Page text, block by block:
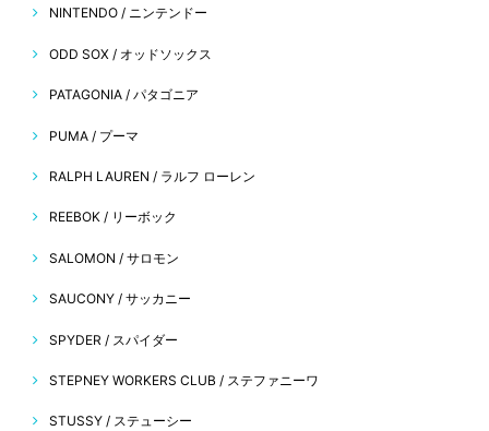
NINTENDO / ニンテンドー
ODD SOX / オッドソックス
PATAGONIA / パタゴニア
PUMA / プーマ
RALPH LAUREN / ラルフ ローレン
REEBOK / リーボック
SALOMON / サロモン
SAUCONY / サッカニー
SPYDER / スパイダー
STEPNEY WORKERS CLUB / ステファニーワ
STUSSY / ステューシー